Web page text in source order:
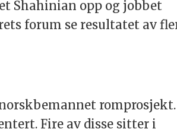
Shahinian opp og jobbet
forum se resultatet av
romprosjekt.
Fire av disse sitter i